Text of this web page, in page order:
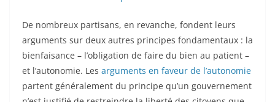
De nombreux partisans, en revanche, fondent leurs
arguments sur deux autres principes fondamentaux : la
bienfaisance – l’obligation de faire du bien au patient –
et l’autonomie. Les arguments en faveur de l’autonomie
partent généralement du principe qu’un gouvernement